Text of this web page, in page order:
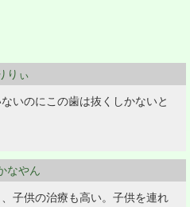
りぃ
いのにこの歯は抜くしかないと
なやん
子供の治療も高い。子供を連れ